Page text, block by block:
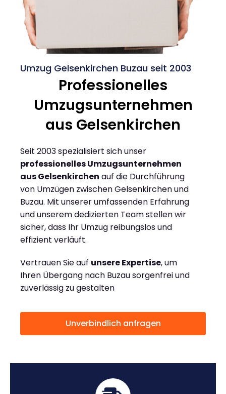
Umzug Gelsenkirchen Buzau seit 2003
Professionelles
Umzugsunternehmen
aus Gelsenkirchen
Seit 2003 spezialisiert sich unser
professionelles Umzugsunternehmen
aus Gelsenkirchen auf die Durchführung
von Umzügen zwischen Gelsenkirchen und
Buzau. Mit unserer umfassenden Erfahrung
und unserem dedizierten Team stellen wir
sicher, dass Ihr Umzug reibungslos und
effizient verläuft.
Vertrauen Sie auf unsere Expertise, um
Ihren Übergang nach Buzau sorgenfrei und
zuverlässig zu gestalten
Unverbindlich anfragen